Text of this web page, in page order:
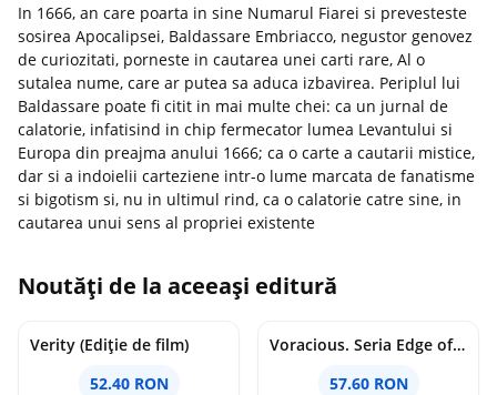
In 1666, an care poarta in sine Numarul Fiarei si prevesteste
sosirea Apocalipsei, Baldassare Embriacco, negustor genovez
de curiozitati, porneste in cautarea unei carti rare, Al o
sutalea nume, care ar putea sa aduca izbavirea. Periplul lui
Baldassare poate fi citit in mai multe chei: ca un jurnal de
calatorie, infatisind in chip fermecator lumea Levantului si
Europa din preajma anului 1666; ca o carte a cautarii mistice,
dar si a indoielii carteziene intr-o lume marcata de fanatisme
si bigotism si, nu in ultimul rind, ca o calatorie catre sine, in
cautarea unui sens al propriei existente
Noutăți de la aceeași editură
Verity (Ediție de film)
52.40 RON
Voracious. Seria Edge of Darkness Vol.2
57.60 RON